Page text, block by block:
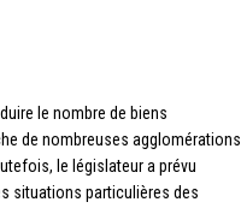
le nombre de biens
de nombreuses agglomérations
le législateur a prévu
situations particulières des